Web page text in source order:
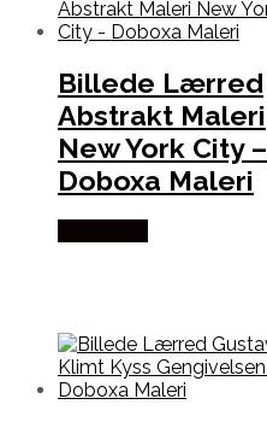
Billede Lærred
Abstrakt Maleri
New York City –
Doboxa Maleri